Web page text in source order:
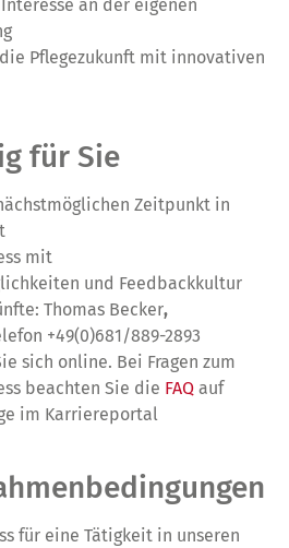
an der eigenen
Pflegezukunft mit innovativen
für Sie
Zeitpunkt in
mit
und Feedbackkultur
Thomas Becker,
+49(0)681/889-2893
sich online. Bei Fragen zum
beachten Sie die FAQauf
im Karriereportal
für eine Tätigkeit in unseren